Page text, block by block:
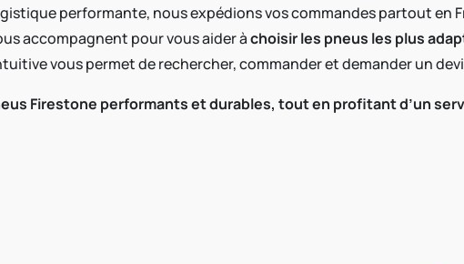
performante, nous expédions vos commandes partout en
accompagnent pour vous aider àchoisir les pneus les plus
vous permet de rechercher, commander et demander un
Firestone performants et durables, tout en profitant d’un